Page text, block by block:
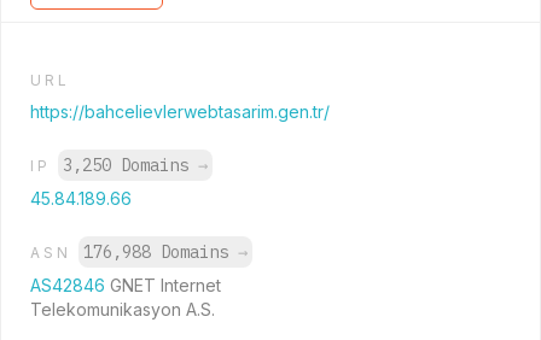
URL
https://bahcelievlerwebtasarim.gen.tr/
IP 3,250 Domains →
45.84.189.66
ASN 176,988 Domains →
AS42846 GNET Internet
Telekomunikasyon A.S.